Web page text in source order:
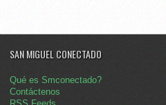
SAN MIGUEL CONECTADO
Qué es Smconectado?
Contáctenos